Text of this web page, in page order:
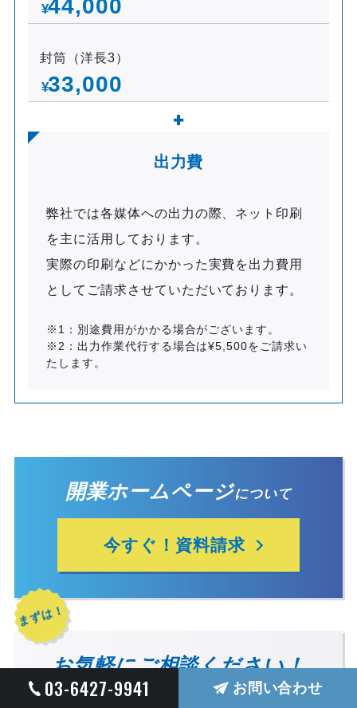
¥44,000
封筒（洋長3）
¥33,000
出力費
弊社では各媒体への出力の際、ネット印刷
を主に活用しております。
実際の印刷などにかかった実費を出力費用
としてご請求させていただいております。
※1：別途費用がかかる場合がございます。
※2：出力作業代行する場合は¥5,500をご請求い
たします。
開業ホームページについて
今すぐ！資料請求
まずは！
お気軽にご相談ください！
03-6427-9941 お問い合わせ